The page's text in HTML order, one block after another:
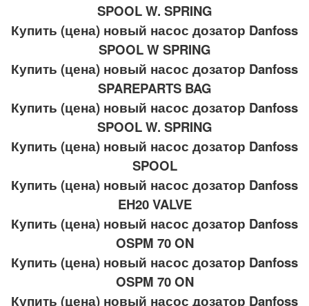
SPOOL W. SPRING
Купить (цена) новый насос дозатор Danfoss
SPOOL W SPRING
Купить (цена) новый насос дозатор Danfoss
SPAREPARTS BAG
Купить (цена) новый насос дозатор Danfoss
SPOOL W. SPRING
Купить (цена) новый насос дозатор Danfoss
SPOOL
Купить (цена) новый насос дозатор Danfoss
EH20 VALVE
Купить (цена) новый насос дозатор Danfoss
OSPM 70 ON
Купить (цена) новый насос дозатор Danfoss
OSPM 70 ON
Купить (цена) новый насос дозатор Danfoss